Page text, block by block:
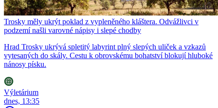
Trosky měly ukrýt poklad z vypleněného kláštera. Odvážlivci v
podzemí našli varovné nápisy i slepé chodby
Hrad Trosky ukrývá spletitý labyrint plný slepých uliček a vzkazů
vytesaných do skály. Cestu k obrovskému bohatství blokují hluboké
nánosy písku.
Výletárium
dnes, 13:35